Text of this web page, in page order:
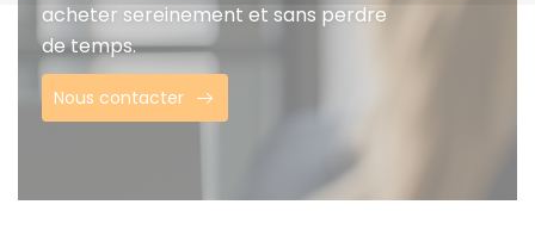
acheter sereinement et sans perdre
de temps.
Nous contacter